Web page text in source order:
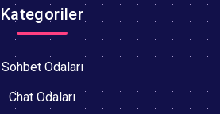
Kategoriler
Sohbet Odaları
Chat Odaları